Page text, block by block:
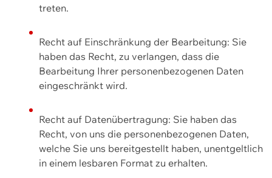
treten.
Recht auf Einschränkung der Bearbeitung: Sie
haben das Recht, zu verlangen, dass die
Bearbeitung Ihrer personenbezogenen Daten
eingeschränkt wird.
Recht auf Datenübertragung: Sie haben das
Recht, von uns die personenbezogenen Daten,
welche Sie uns bereitgestellt haben, unentgeltlich
in einem lesbaren Format zu erhalten.